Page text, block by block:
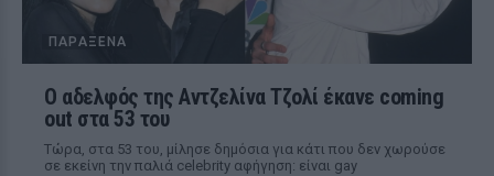
ΠΑΡΆΞΕΝΑ
Ο αδελφός της Αντζελίνα Τζολί έκανε coming
out στα 53 του
Τώρα, στα 53 του, μίλησε δημόσια για κάτι που δεν χωρούσε
σε εκείνη την παλιά celebrity αφήγηση: είναι gay